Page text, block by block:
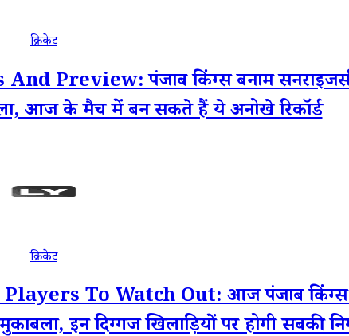
क्रिकेट
Preview: पंजाब किंग्स बनाम सनराइजर्स
आज के मैच में बन सकते हैं ये अनोखे रिकॉर्ड
क्रिकेट
To Watch Out: आज पंजाब किंग्स
इन दिग्गज खिलाड़ियों पर होगी सबकी